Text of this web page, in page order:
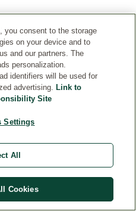
you consent to the storage
on your device and to
and our partners. The
personalization.
identifiers will be used for
advertising. Link to
Site
Settings
All
Cookies